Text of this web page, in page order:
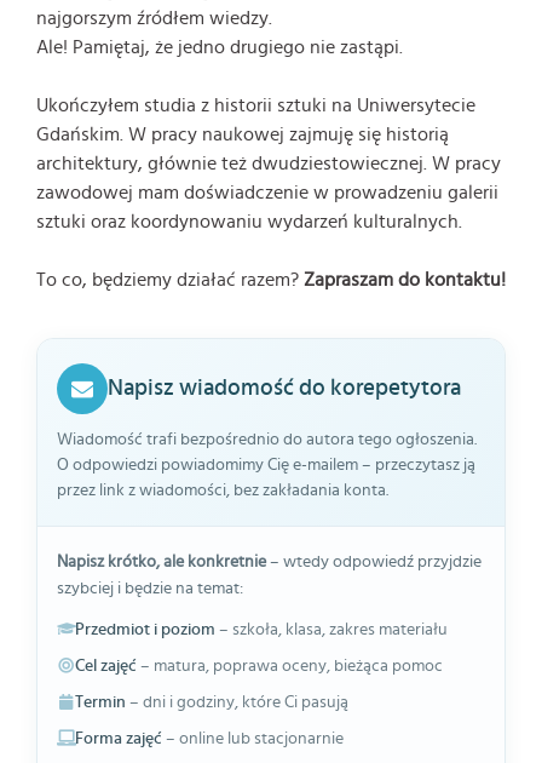
najgorszym źródłem wiedzy.
Ale! Pamiętaj, że jedno drugiego nie zastąpi.
Ukończyłem studia z historii sztuki na Uniwersytecie
Gdańskim. W pracy naukowej zajmuję się historią
architektury, głównie też dwudziestowiecznej. W pracy
zawodowej mam doświadczenie w prowadzeniu galerii
sztuki oraz koordynowaniu wydarzeń kulturalnych.
To co, będziemy działać razem? Zapraszam do kontaktu!
Napisz wiadomość do korepetytora
Wiadomość trafi bezpośrednio do autora tego ogłoszenia.
O odpowiedzi powiadomimy Cię e-mailem – przeczytasz ją
przez link z wiadomości, bez zakładania konta.
Napisz krótko, ale konkretnie– wtedy odpowiedź przyjdzie
szybciej i będzie na temat:
Przedmiot i poziom – szkoła, klasa, zakres materiału
Cel zajęć – matura, poprawa oceny, bieżąca pomoc
Termin – dni i godziny, które Ci pasują
Forma zajęć – online lub stacjonarnie